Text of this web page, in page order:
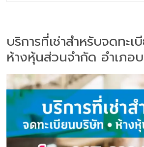
บริการที่เช่าสำหรับจดทะ
ห้างหุ้นส่วนจำกัด อำเภอ